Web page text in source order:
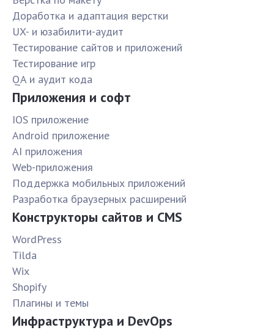
Доработка и адаптация верстки
UX- и юзабилити-аудит
Тестирование сайтов и приложений
Тестирование игр
QA и аудит кода
Приложения и софт
IOS приложение
Android приложение
AI приложения
Web-приложения
Поддержка мобильных приложений
Разработка браузерных расширений
Конструкторы сайтов и CMS
WordPress
Tilda
Wix
Shopify
Плагины и темы
Инфраструктура и DevOps